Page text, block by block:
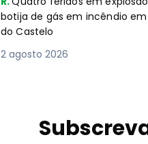
botija de gás em incêndio em
do Castelo
2 agosto 2026